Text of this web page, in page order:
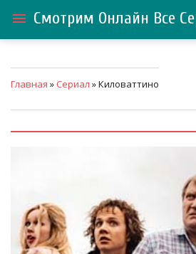
menu Смотрим Онлайн Все
Главная » Сериал » Киловаттино